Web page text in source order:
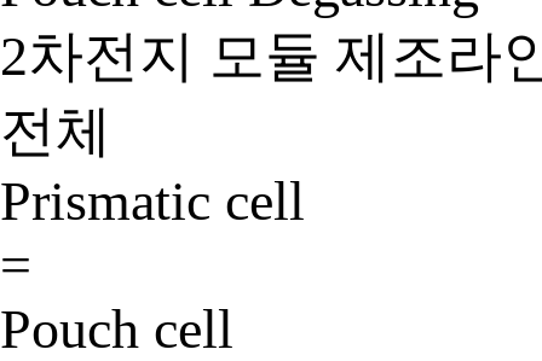
2차전지 모듈 제조라
전체
Prismatic cell
=
Pouch cell